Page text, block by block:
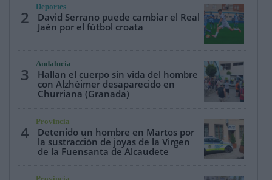
2
Deportes
David Serrano puede cambiar el Real
Jaén por el fútbol croata
3
Andalucía
Hallan el cuerpo sin vida del hombre
con Alzhéimer desaparecido en
Churriana (Granada)
4
Provincia
Detenido un hombre en Martos por
la sustracción de joyas de la Virgen
de la Fuensanta de Alcaudete